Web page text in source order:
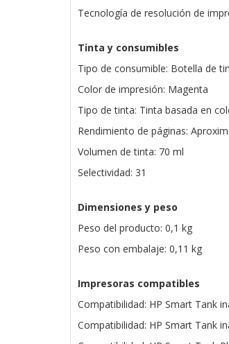
Tecnología de resolución de
Tinta y consumibles
Tipo de consumible: Botella de
Color de impresión: Magenta
Tipo de tinta: Tinta basada en
Rendimiento de páginas:
Volumen de tinta: 70 ml
Selectividad: 31
Dimensiones y peso
Peso del producto: 0,1 kg
Peso con embalaje: 0,11 kg
Impresoras compatibles
Compatibilidad: HP Smart Tank
Compatibilidad: HP Smart Tank